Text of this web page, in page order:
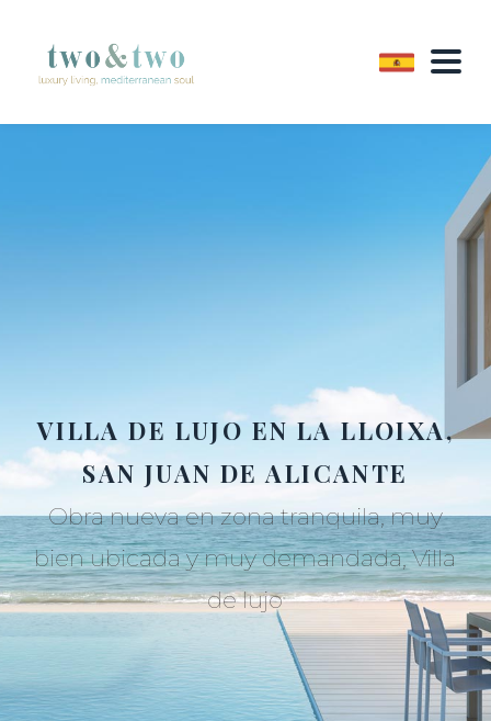
VILLA DE LUJO EN LA LLOIXA,
SAN JUAN DE ALICANTE
Obra nueva en zona tranquila, muy
bien ubicada y muy demandada, Villa
de lujo